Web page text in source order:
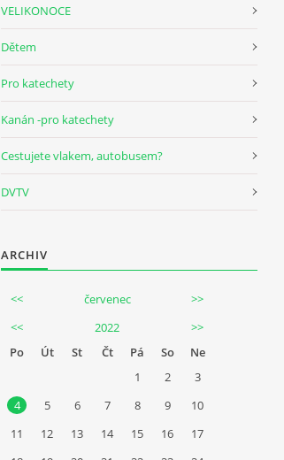
VELIKONOCE
Dětem
Pro katechety
Kanán -pro katechety
Cestujete vlakem, autobusem?
DVTV
ARCHIV
<< červenec
>>
<<
2022
>>
Po
Út St Čt Pá So
Ne
1
2
3
4
5 6 7 8 9
10
11
12 13 14 15 16
17